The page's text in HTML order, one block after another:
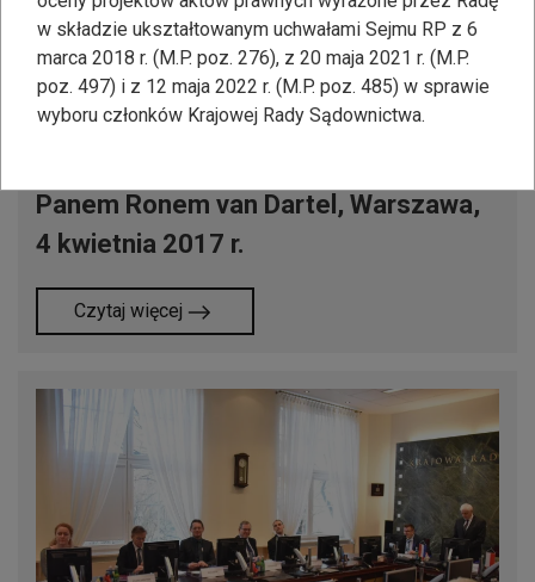
Spotkanie Przewodniczącego KRS z
Panem Ronem van Dartel, Warszawa,
4 kwietnia 2017 r.
Czytaj więcej
w składzie ukształtowanym uchwałami Sejmu RP z 6
marca 2018 r. (M.P. poz. 276), z 20 maja 2021 r. (M.P.
poz. 497) i z 12 maja 2022 r. (M.P. poz. 485) w sprawie
wyboru członków Krajowej Rady Sądownictwa.